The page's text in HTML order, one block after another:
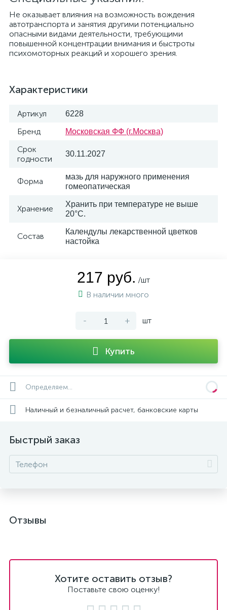
Не оказывает влияния на возможность вождения
автотранспорта и занятия другими потенциально
опасными видами деятельности, требующими
повышенной концентрации внимания и быстроты
психомоторных реакций и хорошего зрения.
Характеристики
Артикул 6228
Бренд Московская ФФ (г.Москва)
Срок
годности
30.11.2027
Форма
мазь для наружного применения
гомеопатическая
Хранение
Хранить при температуре не выше
20°С.
Состав
Календулы лекарственной цветков
настойка
217 руб. /шт
В наличии много
- + шт
Купить
Определяем...
Наличный и безналичный расчет, банковские карты
Быстрый заказ
Отзывы
Хотите оставить отзыв?
Поставьте свою оценку!